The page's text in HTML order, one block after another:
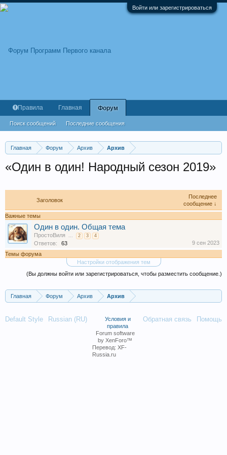
Войти или зарегистрироваться
Главная Форум Архив Архив
«Один в один! Народный сезон 2019»
Заголовок
Последнее
сообщение ↓
Важные темы
Один в один. Общая тема
ПростоВиля ... 2 3 4
Ответов: 63
9 сен 2023
Темы форума
Настройки отображения тем
(Вы должны войти или зарегистрироваться, чтобы разместить сообщение.)
Главная Форум Архив Архив
Правила Главная Форум
Поиск сообщений Последние сообщения
Default Style Russian (RU) Обратная связь Помощь
Условия и
правила
Forum software
by XenForo™
Перевод: XF-
Russia.ru